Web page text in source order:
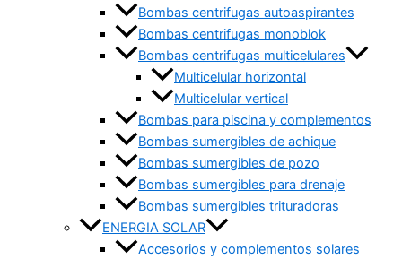
Bombas centrifugas autoaspirantes
Bombas centrifugas monoblok
Bombas centrifugas multicelulares
Multicelular horizontal
Multicelular vertical
Bombas para piscina y complementos
Bombas sumergibles de achique
Bombas sumergibles de pozo
Bombas sumergibles para drenaje
Bombas sumergibles trituradoras
ENERGIA SOLAR
Accesorios y complementos solares